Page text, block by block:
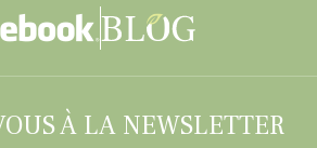
À LA NEWSLETTER